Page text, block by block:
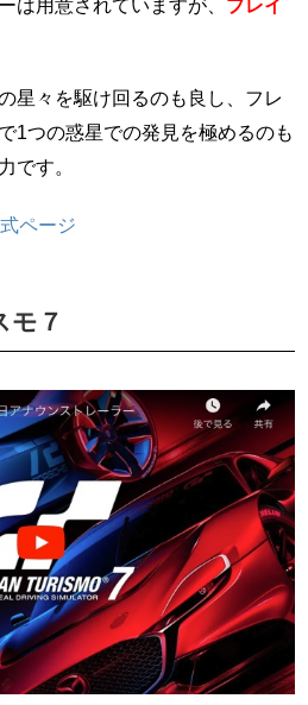
は用意されていますが、 プレイ
星々を駆け回るのも良し、フレ
1つの惑星での発見を極めるのも
です。
ページ
モ７